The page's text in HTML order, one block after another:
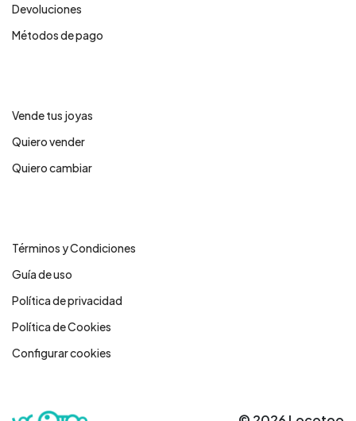
Devoluciones
Métodos de pago
Vende tus joyas
Quiero vender
Quiero cambiar
Términos y Condiciones
Guía de uso
Política de privacidad
Política de Cookies
Configurar cookies